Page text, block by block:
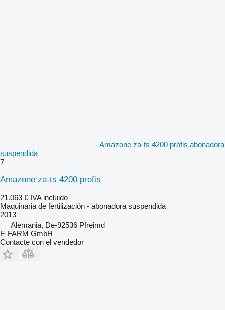
Amazone za-ts 4200 profis abonadora
suspendida
7
Amazone za-ts 4200 profis
21.063 € IVA incluido
Maquinaria de fertilización - abonadora suspendida
2013
Alemania, De-92536 Pfreimd
E-FARM GmbH
Contacte con el vendedor